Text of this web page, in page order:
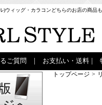
)ウィッグ・カラコンどちらのお店の商品
ご質問 お支払い・送料
トップページ >